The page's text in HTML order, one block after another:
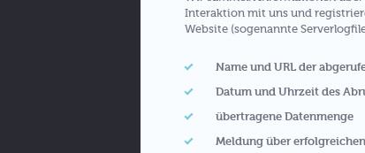
Interaktion mit uns und
Website (sogenannte
Name und URL der
Datum und Uhrzeit des
übertragene Datenmenge
Meldung über